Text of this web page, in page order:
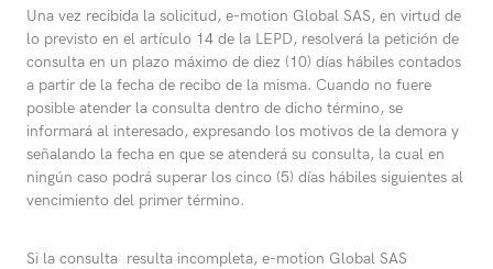
Una vez recibida la solicitud, e-motion Global SAS, en virtud de
lo previsto en el artículo 14 de la LEPD, resolverá la petición de
consulta en un plazo máximo de diez (10) días hábiles contados
a partir de la fecha de recibo de la misma. Cuando no fuere
posible atender la consulta dentro de dicho término, se
informará al interesado, expresando los motivos de la demora y
señalando la fecha en que se atenderá su consulta, la cual en
ningún caso podrá superar los cinco (5) días hábiles siguientes al
vencimiento del primer término.
Si la consulta resulta incompleta, e-motion Global SAS